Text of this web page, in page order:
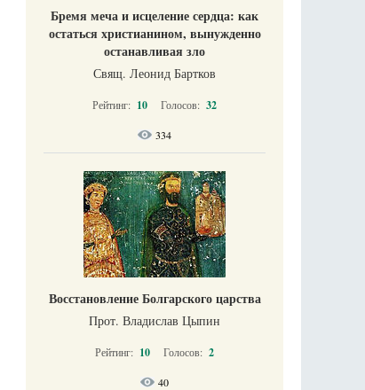
Бремя меча и исцеление сердца: как
остаться христианином, вынужденно
останавливая зло
Свящ. Леонид Бартков
Рейтинг: 10 Голосов: 32
334
Восстановление Болгарского царства
Прот. Владислав Цыпин
Рейтинг: 10 Голосов: 2
40